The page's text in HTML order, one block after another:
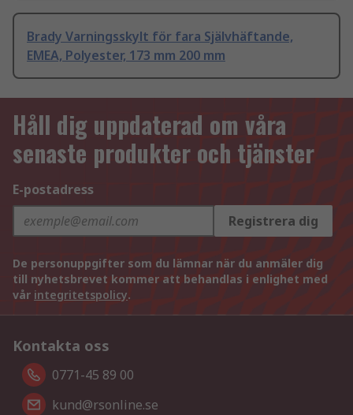
Brady Varningsskylt för fara Självhäftande,
EMEA, Polyester, 173 mm 200 mm
Håll dig uppdaterad om våra
senaste produkter och tjänster
E-postadress
Registrera dig
De personuppgifter som du lämnar när du anmäler dig
till nyhetsbrevet kommer att behandlas i enlighet med
vår integritetspolicy.
Kontakta oss
0771-45 89 00
kund@rsonline.se